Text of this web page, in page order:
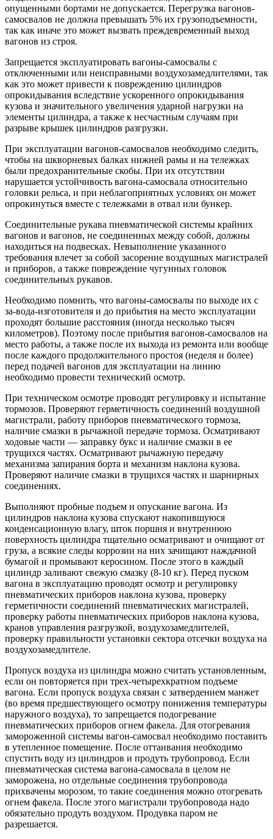
опущенными бортами не допускается. Перегрузка вагонов-
самосвалов не должна превышать 5% их грузоподъемности,
так как иначе это может вызвать преждевременный выход
вагонов из строя.
Запрещается эксплуатировать вагоны-самосвалы с
отключенными или неисправными воздухозамедлителями, так
как это может привести к повреждению цилиндров
опрокидывания вследствие ускоренного опрокидывания
кузова и значительного увеличения ударной нагрузки на
элементы цилиндра, а также к несчастным случаям при
разрыве крышек цилиндров разгрузки.
При эксплуатации вагонов-самосвалов необходимо следить,
чтобы на шкворневых балках нижней рамы и на тележках
были предохранительные скобы. При их отсутствии
нарушается устойчивость вагона-самосвала относительно
головки рельса, и при неблагоприятных условиях он может
опрокинуться вместе с тележками в отвал или бункер.
Соединительные рукава пневматической системы крайних
вагонов и вагонов, не соединенных между собой, должны
находиться на подвесках. Невыполнение указанного
требования влечет за собой засорение воздушных магистралей
и приборов, а также повреждение чугунных головок
соединительных рукавов.
Необходимо помнить, что вагоны-самосвалы по выходе их с
за-вода-изготовителя и до прибытия на место эксплуатации
проходят большие расстояния (иногда несколько тысяч
километров). Поэтому после прибытия вагонов-самосвалов на
место работы, а также после их выхода из ремонта или вообще
после каждого продолжительного простоя (неделя и более)
перед подачей вагонов для эксплуатации на линию
необходимо провести технический осмотр.
При техническом осмотре проводят регулировку и испытание
тормозов. Проверяют герметичность соединений воздушной
магистрали, работу приборов пневматического тормоза,
наличие смазки в рычажной передаче тормоза. Осматривают
ходовые части — заправку букс и наличие смазки в ее
трущихся частях. Осматривают рычажную передачу
механизма запирания борта и механизм наклона кузова.
Проверяют наличие смазки в трущихся частях и шарнирных
соединениях.
Выполняют пробные подъем и опускание вагона. Из
цилиндров наклона кузова спускают накопившуюся
конденсационную влагу, шток поршня и внутреннюю
поверхность цилиндра тщательно осматривают и очищают от
груза, а всякие следы коррозии на них зачищают наждачной
бумагой и промывают керосином. После этого в каждый
цилиндр заливают свежую смазку (8-10 кг). Перед пуском
вагона в эксплуатацию проводят осмотр и регулировку
пневматических приборов наклона кузова, проверку
герметичности соединений пневматических магистралей,
проверку работы пневматических приборов наклона кузова,
кранов управления разгрузкой, воздухозамедлителей,
проверку правильности установки сектора отсечки воздуха на
воздухозамедлителе.
Пропуск воздуха из цилиндра можно считать установленным,
если он повторяется при трех-четырехкратном подъеме
вагона. Если пропуск воздуха связан с затвердением манжет
(во время предшествующего осмотру понижения температуры
наружного воздуха), то запрещается подогревание
пневматических приборов огнем факела. Для отогревания
замороженной системы вагон-самосвал необходимо поставить
в утепленное помещение. После оттаивания необходимо
спустить воду из цилиндров и продуть трубопровод. Если
пневматическая система вагона-самосвала в целом не
заморожена, но отдельные соединения трубопровода
прихвачены морозом, то такие соединения можно отогревать
огнем факела. После этого магистрали трубопровода надо
обязательно продуть воздухом. Продувка паром не
разрешается.